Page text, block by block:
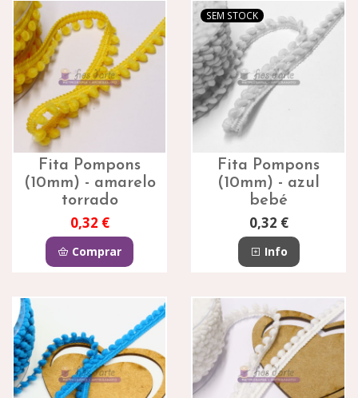
Fita Pompons
(10mm) - amarelo
torrado
0,32 €
Comprar
SEM STOCK
Fita Pompons
(10mm) - azul
bebé
0,32 €
Info